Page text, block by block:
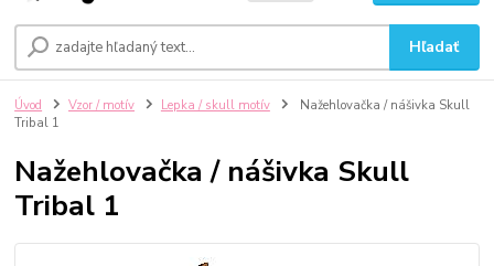
Hľadať
Úvod Vzor / motív Lepka / skull motív
Nažehlovačka / nášivka Skull
Tribal 1
Nažehlovačka / nášivka Skull
Tribal 1